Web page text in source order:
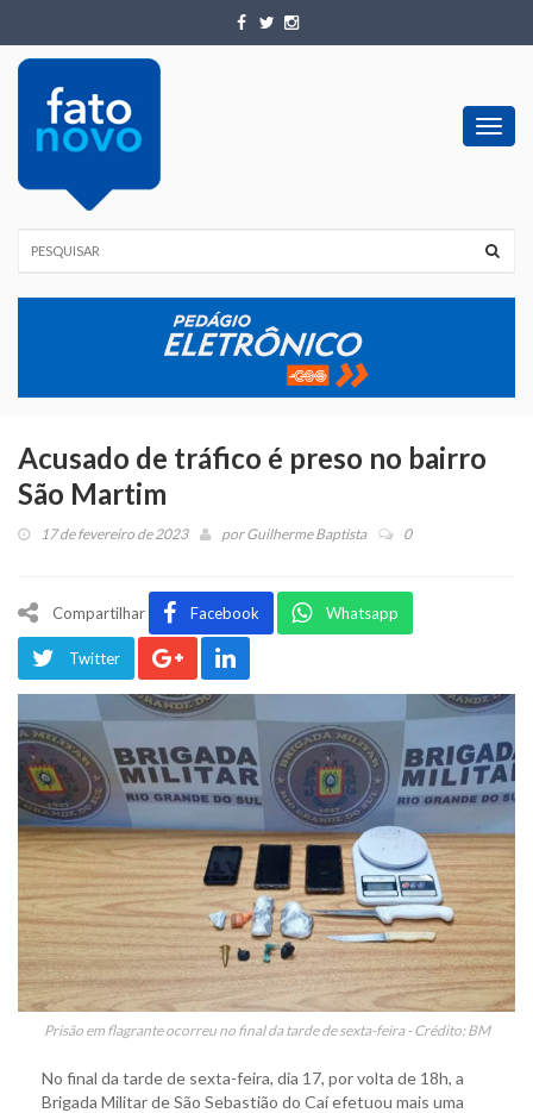
Acusado de tráfico é preso no bairro
São Martim
17 de fevereiro de 2023 porGuilherme Baptista 0
Compartilhar Facebook Whatsapp
Twitter
Prisão em flagrante ocorreu no final da tarde de sexta-feira - Crédito: BM
No final da tarde de sexta-feira, dia 17, por volta de 18h, a
Brigada Militar de São Sebastião do Caí efetuou mais uma